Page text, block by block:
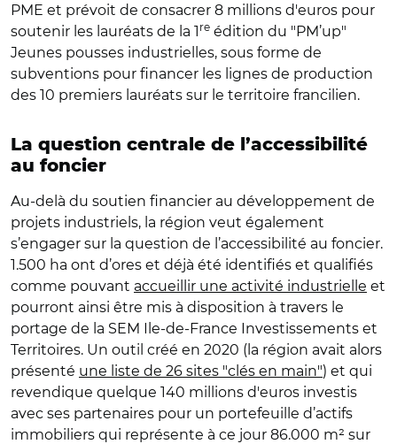
PME et prévoit de consacrer 8 millions d'euros pour
soutenir les lauréats de la 1 re édition du "PM’up"
Jeunes pousses industrielles, sous forme de
subventions pour financer les lignes de production
des 10 premiers lauréats sur le territoire francilien.
La question centrale de l’accessibilité
au foncier
Au-delà du soutien financier au développement de
projets industriels, la région veut également
s’engager sur la question de l’accessibilité au foncier.
1.500 ha ont d’ores et déjà été identifiés et qualifiés
comme pouvant accueillir une activité industrielle et
pourront ainsi être mis à disposition à travers le
portage de la SEM Ile-de-France Investissements et
Territoires. Un outil créé en 2020 (la région avait alors
présenté une liste de 26 sites "clés en main") et qui
revendique quelque 140 millions d'euros investis
avec ses partenaires pour un portefeuille d’actifs
immobiliers qui représente à ce jour 86.000 m² sur